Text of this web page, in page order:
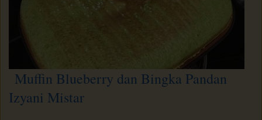
Muffin Blueberry dan Bingka Pandan
Izyani Mistar